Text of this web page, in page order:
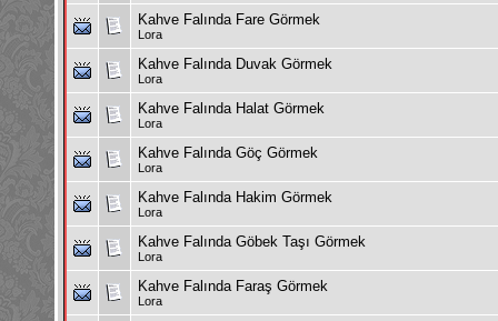
Kahve Falında Fare Görmek
Lora
Kahve Falında Duvak Görmek
Lora
Kahve Falında Halat Görmek
Lora
Kahve Falında Göç Görmek
Lora
Kahve Falında Hakim Görmek
Lora
Kahve Falında Göbek Taşı Görmek
Lora
Kahve Falında Faraş Görmek
Lora